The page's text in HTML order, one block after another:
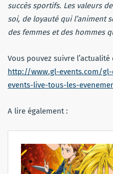
succès sportifs. Les valeurs
soi, de loyauté qui l’animent
des femmes et des hommes
Vous pouvez suivre
http://www.gl-events.com/
events-live-tous-les-
A lire également :